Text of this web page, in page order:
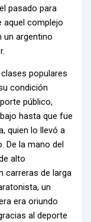
pasado para
aquel complejo
argentino
populares
condición
público,
hasta que fue
quien lo llevó a
De la mano del
alto
carreras de larga
un
era oriundo
al deporte